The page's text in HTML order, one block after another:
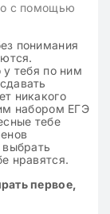
с помощью
понимания
тебя по ним
никакого
набором ЕГЭ
тебе
нравятся.
первое,